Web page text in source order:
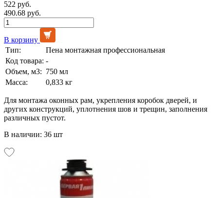
522 руб.
490.68 руб.
В корзину
Тип:
Пена монтажная профессиональная
Код товара: -
Объем, м3: 750 мл
Масса:
0,833 кг
Для монтажа оконных рам, укрепления коробок дверей, и
других конструкций, уплотнения шов и трещин, заполнения
различных пустот.
В наличии: 36 шт